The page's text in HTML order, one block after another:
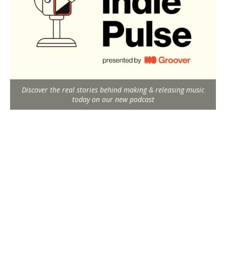
Discover the real stories behind making & releasing music
today on our new podcast